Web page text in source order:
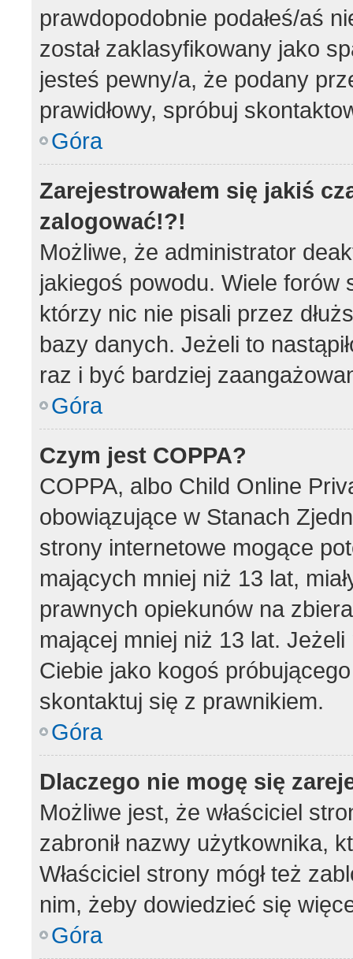
prawdopodobnie podałeś/aś
został zaklasyfikowany jako
jesteś pewny/a, że podany
prawidłowy, spróbuj
Góra
Zarejestrowałem się jakiś
zalogować!?!
Możliwe, że administrator
jakiegoś powodu. Wiele
którzy nic nie pisali przez
bazy danych. Jeżeli to
raz i być bardziej
Góra
Czym jest COPPA?
COPPA, albo Child Online
obowiązujące w Stanach
strony internetowe mogące
mających mniej niż 13 lat,
prawnych opiekunów na
mającej mniej niż 13 lat.
Ciebie jako kogoś
skontaktuj się z prawnikiem.
Góra
Dlaczego nie mogę się
Możliwe jest, że właściciel
zabronił nazwy użytkownika,
Właściciel strony mógł też
nim, żeby dowiedzieć się
Góra